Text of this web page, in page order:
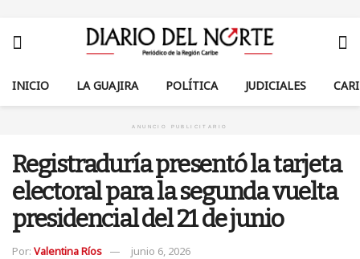
INICIO LA GUAJIRA POLÍTICA JUDICIALES
ANUNCIO PUBLICITARIO
Registraduría presentó la tarjeta
electoral para la segunda vuelta
presidencial del 21 de junio
Por: Valentina Ríos junio 6, 2026